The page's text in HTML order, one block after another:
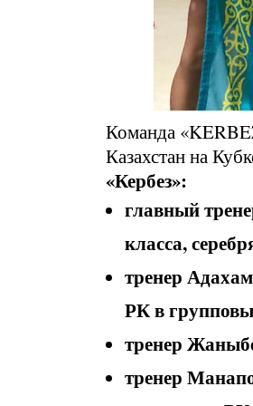
Команда
Казахстан на
«Кербез»:
главный
класса,
тренер
РК в
тренер
тренер